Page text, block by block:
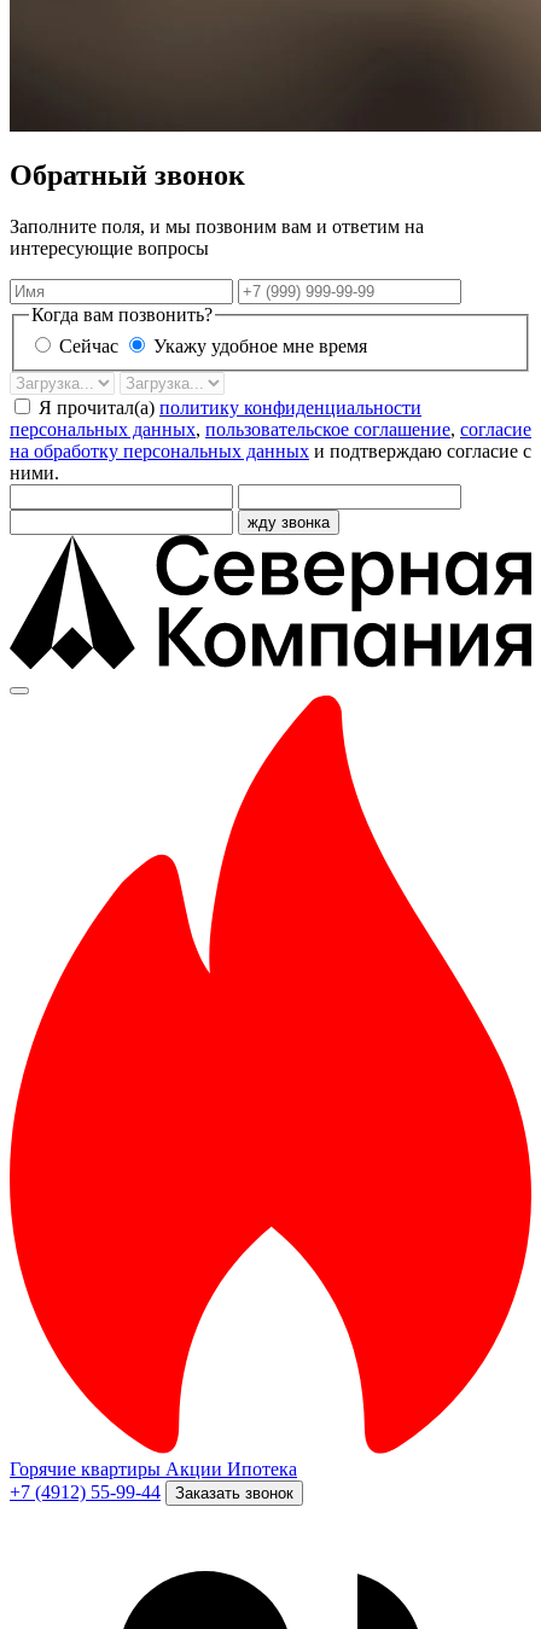
Обратный звонок
Заполните поля, и мы позвоним вам и ответим на
интересующие вопросы
Имя
Телефон
Когда вам позвонить?
Сейчас
Укажу удобное мне время
Дата
звонка
Время
Я прочитал(а) политику конфиденциальности
персональных данных, пользовательское соглашение, согласие
на обработку персональных данных и подтверждаю согласие с
ними.
жду звонка
Горячие квартиры Акции Ипотека
+7 (4912) 55-99-44
Заказать звонок